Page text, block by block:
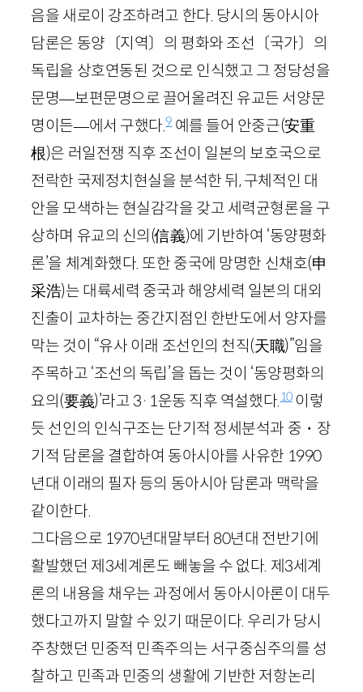
음을 새로이 강조하려고 한다. 당시의 동아시아
담론은 동양〔지역〕의 평화와 조선〔국가〕의
독립을 상호연동된 것으로 인식했고 그 정당성을
문명—보편문명으로 끌어올려진 유교든 서양문
명이든—에서 구했다.9 예를 들어 안중근(安重
根)은 러일전쟁 직후 조선이 일본의 보호국으로
전락한 국제정치현실을 분석한 뒤, 구체적인 대
안을 모색하는 현실감각을 갖고 세력균형론을 구
상하며 유교의 신의 (信義)에 기반하여 ‘동양평화
론’을 체계화했다. 또한 중국에 망명한 신채호(申
采浩)는 대륙세력 중국과 해양세력 일본의 대외
진출이 교차하는 중간지점인 한반도에서 양자를
막는 것이 “유사 이래 조선인의 천직(天職)”임을
주목하고 ‘조선의 독립’을 돕는 것이 ‘동양평화의
요의 (要義)’라고 3· 1운동 직후 역설했다.10이렇
듯 선인의 인식구조는 단기적 정세분석과 중・장
기적 담론을 결합하여 동아시아를 사유한 1990
년대 이래의 필자 등의 동아시아 담론과 맥락을
같이한다.
그다음으로 1970년대말부터 80년대 전반기에
활발했던 제 3세계론도 빼놓을 수 없다. 제 3세계
론의 내용을 채우는 과정에서 동아시아론이 대두
했다고까지 말할 수 있기 때문이다. 우리가 당시
주창했던 민중적 민족주의는 서구중심주의를 성
찰하고 민족과 민중의 생활에 기반한 저항논리